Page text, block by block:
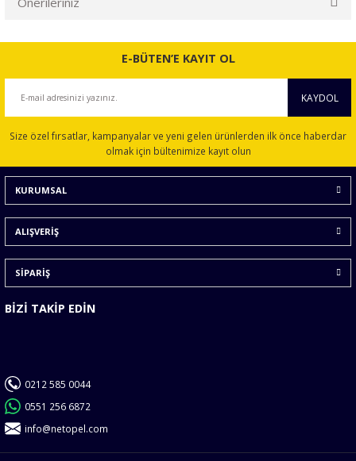
Bu ürünün fiyat bilgisi, resim, ürün açıklamalarında ve diğer
konularda yetersiz gördüğünüz noktaları öneri formunu
Ürün açıklamasında eksik bilgiler bulunuyor.
Ürün bilgilerinde hatalar bulunuyor.
Ürün fiyatı diğer sitelerden daha pahalı.
Bu ürüne benzer farklı alternatifler olmalı.
E-BÜTEN’E KAYIT OL
KAYDOL
Size özel fırsatlar, kampanyalar ve yeni gelen ürünlerden ilk önce haberdar
olmak için bültenimize kayıt olun
KURUMSAL
ALIŞVERİŞ
SİPARİŞ
BİZİ TAKİP EDİN
0212 585 0044
0551 256 6872
info@netopel.com